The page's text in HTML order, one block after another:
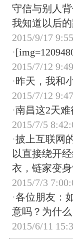
守信与别人
我知道以后
2015/9/17
·
2015/7/12
·昨天，我和
2015/7/12
·南昌这2天
2015/7/5
·披上互联网
以直接绕开
衣，链家变
2015/7/3
·各位朋友：
意吗？为什
2015/6/11